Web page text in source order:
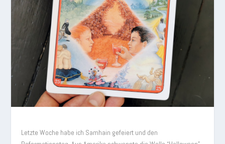
Letzte Woche habe ich Samhain gefeiert und den